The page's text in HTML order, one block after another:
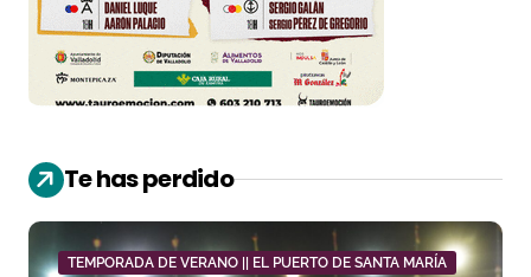
Te has perdido
TEMPORADA DE VERANO || EL PUERTO DE SANTA MARÍA